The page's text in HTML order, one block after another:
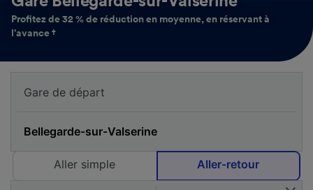
Profitez de 32 % de réduction en moyenne, en réservant à
l’avance †
Aller simple Aller-retour